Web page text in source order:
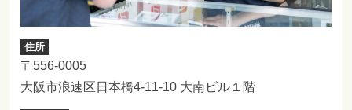
住所
〒556-0005
大阪市浪速区日本橋4-11-10 大南ビル１階